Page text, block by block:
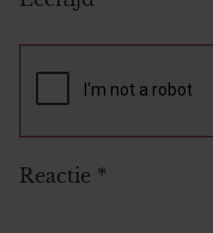
Reactie *